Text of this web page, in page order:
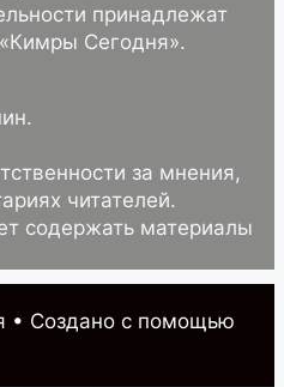
принадлежат
Сегодня».
за мнения,
читателей.
содержать материалы
• Создано с помощью